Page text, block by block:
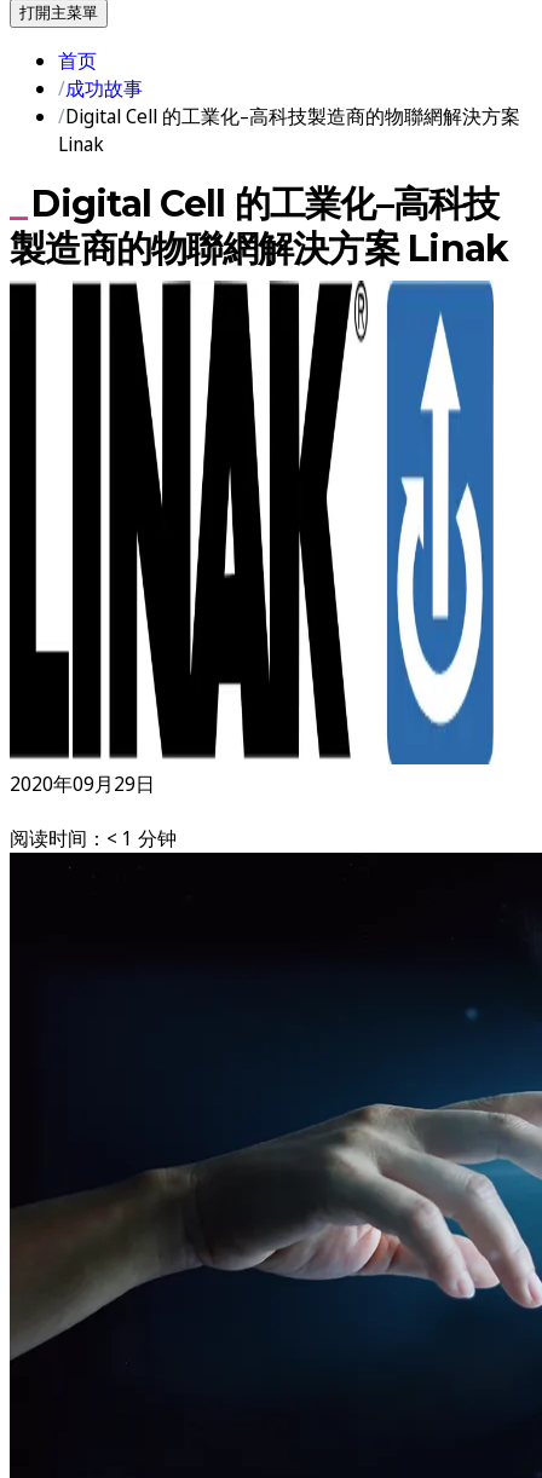
打開主菜單
首页
成功故事
Digital Cell 的工業化–高科技製造商的物聯網解決方案
Linak
Digital Cell 的工業化–高科技
製造商的物聯網解決方案 Linak
2020年09月29日
阅读时间：< 1 分钟